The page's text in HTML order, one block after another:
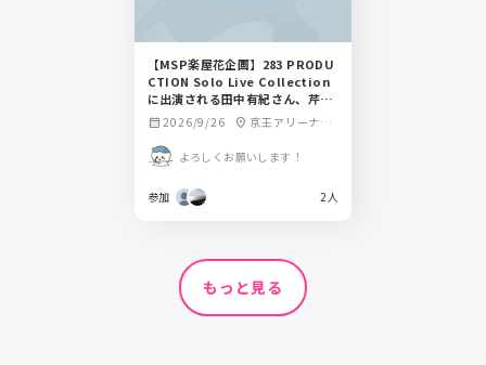
【MSP楽屋花企画】283 PRODU
CTION Solo Live Collection
に出演される田中有紀さん、芹沢
あさひさん宛
calendar_month 2026/9/26 location_on 京王アリーナTO
よろしくお願いします！
参加 2人
もっと見る